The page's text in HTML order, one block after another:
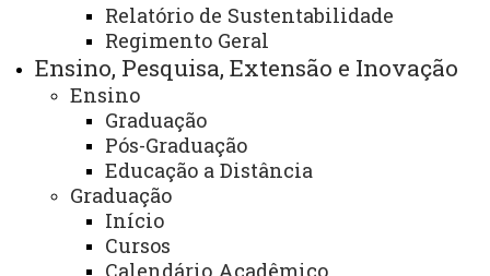
Relatório de Sustentabilidade
Regimento Geral
Ensino, Pesquisa, Extensão e Inovação
Ensino
Graduação
Pós-Graduação
Educação a Distância
Graduação
Início
Cursos
Calendário Acadêmico
Vagas Remanescentes - Uniomais
Conteúdo da Página
ACESSE
Acesso Restrito (Editores do Portal)
Arquivo Virtual